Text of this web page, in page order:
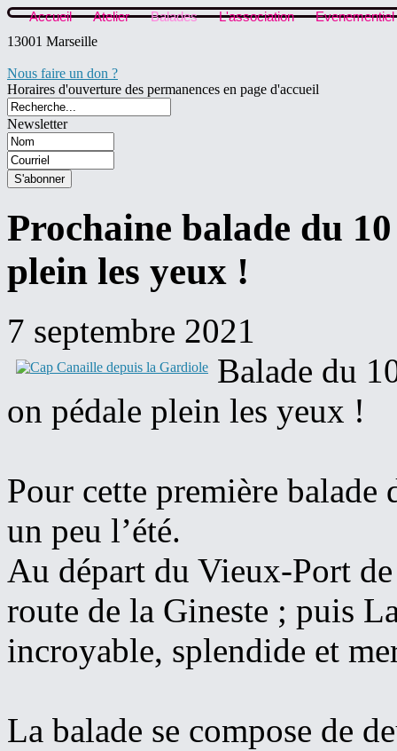
Accueil Atelier Balades L'association
Evenementiel
13001 Marseille
Nous faire un don ?
Horaires d'ouverture des permanences en page d'accueil
Newsletter
Prochaine balade du
plein les yeux !
7 septembre 2021
Balade du
on pédale plein les yeux !
Pour cette première balade
un peu l’été.
Au départ du Vieux-Port
route de la Gineste ; puis
incroyable, splendide et
La balade se compose de